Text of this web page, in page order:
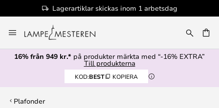
Lagerartiklar skickas inom 1 arbetsdag
till
innehållet
16% från 949 kr.* på produkter märkta med “-16% EXTRA”
Till produkterna
KOD:BEST KOPIERA
Plafonder